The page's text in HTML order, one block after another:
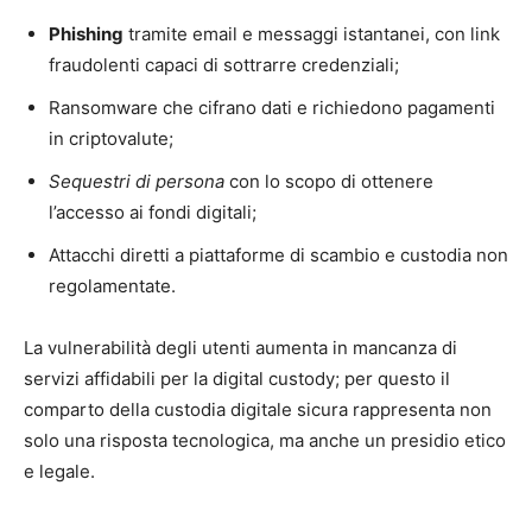
Phishing tramite email e messaggi istantanei, con link
fraudolenti capaci di sottrarre credenziali;
Ransomware che cifrano dati e richiedono pagamenti
in criptovalute;
Sequestri di persona con lo scopo di ottenere
l’accesso ai fondi digitali;
Attacchi diretti a piattaforme di scambio e custodia non
regolamentate.
La vulnerabilità degli utenti aumenta in mancanza di
servizi affidabili per la digital custody; per questo il
comparto della custodia digitale sicura rappresenta non
solo una risposta tecnologica, ma anche un presidio etico
e legale.